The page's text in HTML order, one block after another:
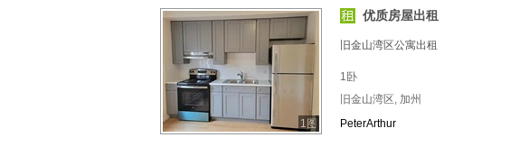
1图
优质房屋出租
旧金山湾区公寓出租
1卧
旧金山湾区, 加州
PeterArthur